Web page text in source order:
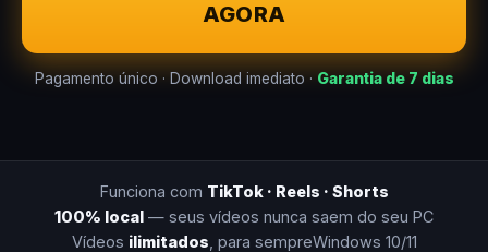
AGORA
Pagamento único · Download imediato · Garantia de 7 dias
Funciona com TikTok · Reels · Shorts
100% local — seus vídeos nunca saem do seu PC
Vídeos ilimitados , para sempreWindows 10/11